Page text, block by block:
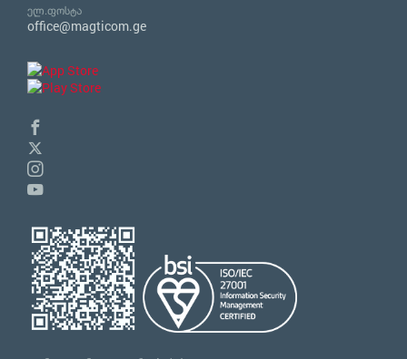
ელ.ფოსტა
office@magticom.ge